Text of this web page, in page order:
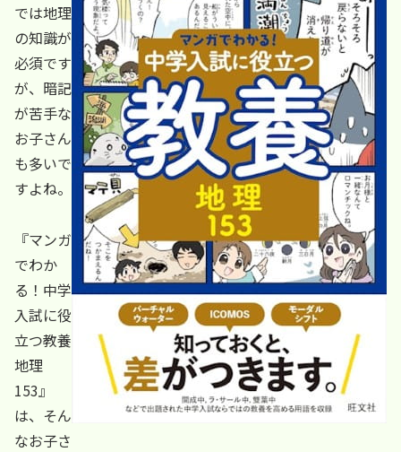
では地理
の知識が
必須です
が、暗記
が苦手な
お子さん
も多いで
すよね。
『マンガ
でわか
る！中学
入試に役
立つ教養
地理
153』
は、そん
なお子さ